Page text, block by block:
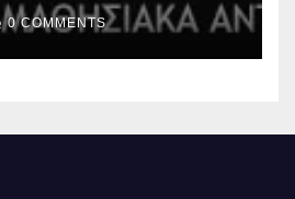
0 COMMENTS